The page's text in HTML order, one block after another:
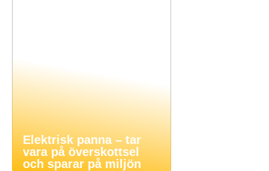
Elektrisk panna – tar
vara på överskottsel
och sparar på miljön